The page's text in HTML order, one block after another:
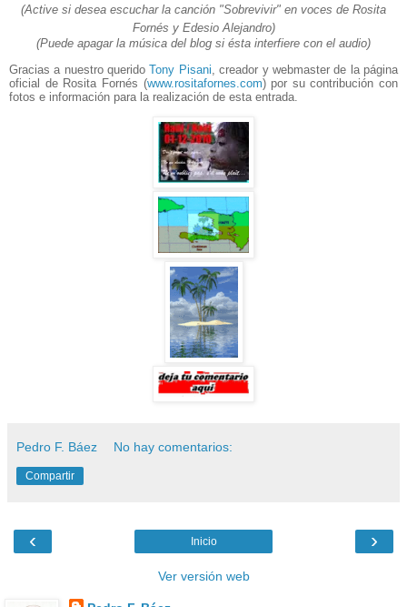
(Active si desea escuchar la canción "Sobrevivir" en voces de Rosita
Fornés y Edesio Alejandro)
(Puede apagar la música del blog si ésta interfiere con el audio)
Gracias a nuestro queridoTony Pisani , creador y webmaster de la página
oficial de Rosita Fornés (www.rositafornes.com) por su contribución con
fotos e información para la realización de esta entrada.
Pedro F. Báez No hay comentarios:
Compartir
‹ ›
Inicio
Ver versión web